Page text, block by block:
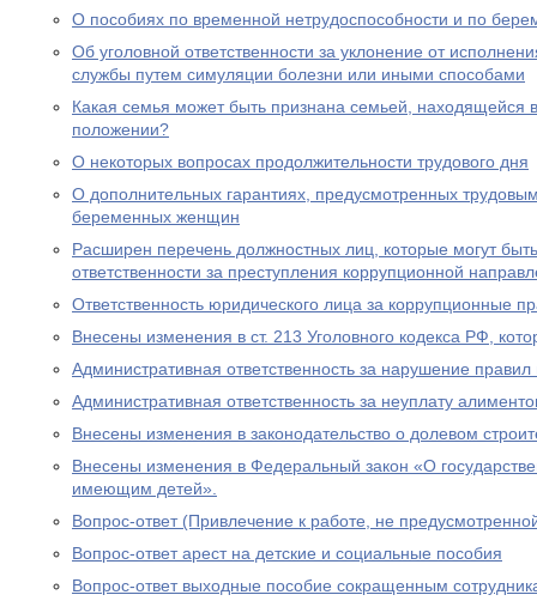
О пособиях по временной нетрудоспособности и по
Об уголовной ответственности за уклонение от
службы путем симуляции болезни или иными способами
Какая семья может быть признана семьей, находящейся
положении?
О некоторых вопросах продолжительности трудового дня
О дополнительных гарантиях, предусмотренных
беременных женщин
Расширен перечень должностных лиц, которые могут
ответственности за преступления коррупционной
Ответственность юридического лица за коррупционные
Внесены изменения в ст. 213 Уголовного кодекса РФ,
Административная ответственность за нарушение
Административная ответственность за неуплату
Внесены изменения в законодательство о долевом
Внесены изменения в Федеральный закон «О
имеющим детей».
Вопрос-ответ (Привлечение к работе, не
Вопрос-ответ арест на детские и социальные пособия
Вопрос-ответ выходные пособие сокращенным